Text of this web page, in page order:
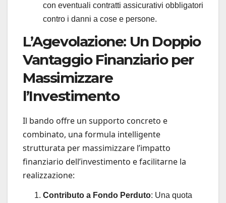
con eventuali contratti assicurativi obbligatori
contro i danni a cose e persone.
L’Agevolazione: Un Doppio
Vantaggio Finanziario per
Massimizzare
l’Investimento
Il bando offre un supporto concreto e
combinato, una formula intelligente
strutturata per massimizzare l’impatto
finanziario dell’investimento e facilitarne la
realizzazione:
Contributo a Fondo Perduto: Una quota